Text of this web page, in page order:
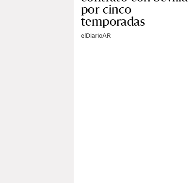
por cinco
temporadas
elDiarioAR